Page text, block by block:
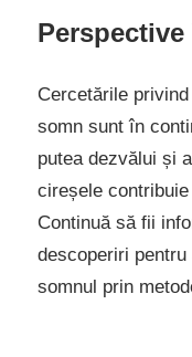
Cercetările
somn sunt în
putea dezvălui și
cireșele
Continuă să fii
descoperiri
somnul prin